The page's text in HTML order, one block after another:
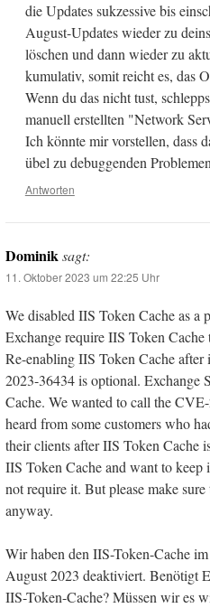
die Updates sukzessive bis
August-Updates wieder zu
löschen und dann wieder zu
kumulativ, somit reicht es, das
Wenn du das nicht tust,
manuell erstellten "Network
Ich könnte mir vorstellen, dass
übel zu debuggenden
Antworten
Dominiksagt:
11. Oktober 2023 um 22:25 Uhr
We disabled IIS Token Cache as a
Exchange require IIS Token
Re-enabling IIS Token Cache
2023-36434 is optional. Exchange
Cache. We wanted to call the
heard from some customers who
their clients after IIS Token Cache
IIS Token Cache and want to keep
not require it. But please make
anyway.
Wir haben den IIS-Token-Cache
August 2023 deaktiviert. Benötigt
IIS-Token-Cache? Müssen wir es